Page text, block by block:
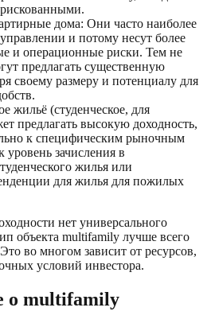
рискованными.
дома: Они часто наиболее
и потому несут более
и операционные риски. Тем не
предлагать существенную
своему размеру и потенциалу для
жильё (студенческое, для
предлагать высокую доходность,
к специфическим рыночным
уровень зачисления в
жилья или
для жилья для пожилых
нет универсального
объекта multifamily лучше всего
во многом зависит от ресурсов,
условий инвестора.
о multifamily